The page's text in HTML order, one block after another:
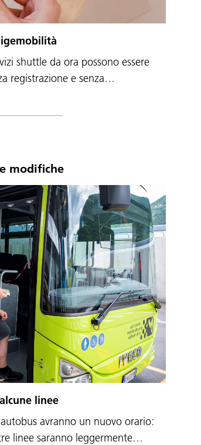
shuttle da ora possono essere
registrazione e senza…
modifiche
linee
avranno un nuovo orario:
linee saranno leggermente…